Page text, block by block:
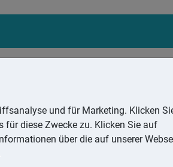
und für Marketing. Klicken
für diese Zwecke zu. Klicken Sie auf
über die auf unserer